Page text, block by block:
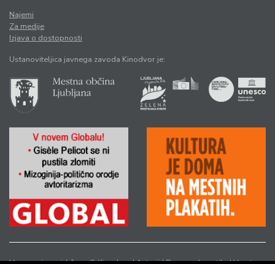
Najemi
Za medije
Izjava o dostopnosti
Ustanoviteljica javnega zavoda Kinodvor je: